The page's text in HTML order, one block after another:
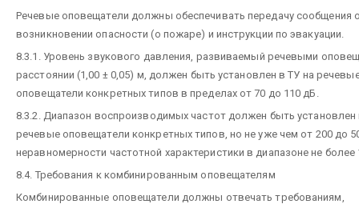
Речевые оповещатели должны обеспечивать передачу сообщения
возникновении опасности (о пожаре) и инструкции по эвакуации.
8.3.1. Уровень звукового давления, развиваемый речевыми
расстоянии (1,00 ± 0,05) м, должен быть установлен в ТУ на
оповещатели конкретных типов в пределах от 70 до 110 дБ.
8.3.2. Диапазон воспроизводимых частот должен быть установлен
речевые оповещатели конкретных типов, но не уже чем от 200 до
неравномерности частотной характеристики в диапазоне не более
8.4. Требования к комбинированным оповещателям
Комбинированные оповещатели должны отвечать требованиям,